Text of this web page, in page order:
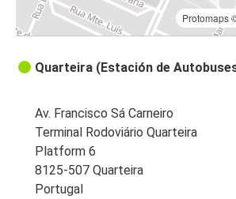
Quarteira
Faro (Aeropuerto)
Quarteira
Armação de Pera
Quarteira
Protomaps
Quarteira (Estación de
Av. Francisco Sá Carneiro
Terminal Rodoviário Quarteira
Platform 6
8125-507 Quarteira
Portugal